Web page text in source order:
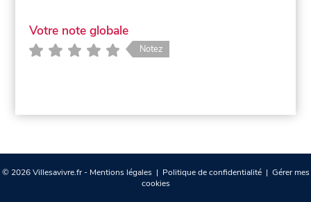
Votre note globale
Notez
© 2026 Villesavivre.fr - Mentions légales| Politique de confidentialité| Gérer mes
cookies